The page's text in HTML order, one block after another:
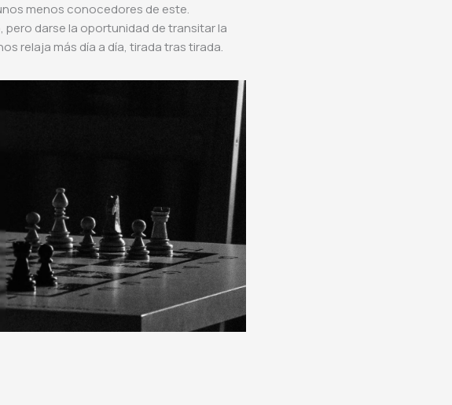
menos conocedores de este.
pero darse la oportunidad de transitar la
relaja más día a día, tirada tras tirada.